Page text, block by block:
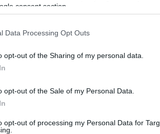
consent section.
Data Processing Opt Outs
opt-out of the Sharing of my personal data.
opt-out of the Sale of my Personal Data.
opt-out of processing my Personal Data for
nella sezioneLogindal menù del
Notizie Sardegna Sardegna Notizie